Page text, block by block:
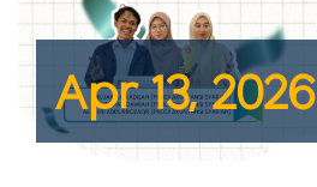
Apr 13, 2026